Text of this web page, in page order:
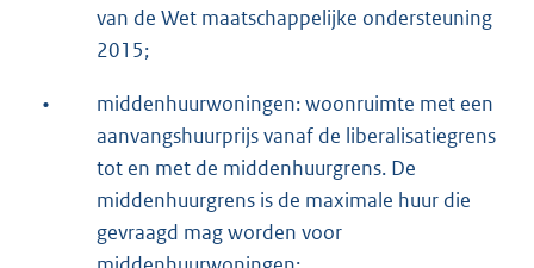
van de Wet maatschappelijke ondersteuning
2015;
•
middenhuurwoningen: woonruimte met een
aanvangshuurprijs vanaf de liberalisatiegrens
tot en met de middenhuurgrens. De
middenhuurgrens is de maximale huur die
gevraagd mag worden voor